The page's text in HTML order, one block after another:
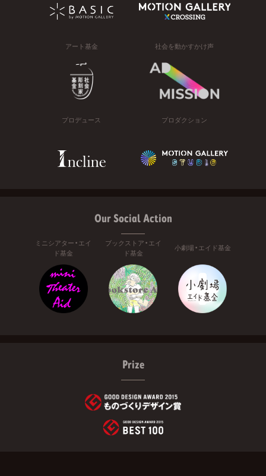
アート基金 社会を動かすかけ声
プロデュース プロダクション
Our Social Action
ミニシアター・エイ
ド基金
ブックストア・エイ
ド基金
小劇場・エイド基金
Prize